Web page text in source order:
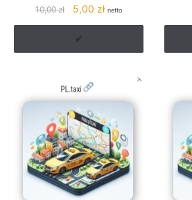
10,00zł
Pierwotna
cena
wynosiła:
10,00 zł.
5,00 złAktualna
cena
5,00 zł.
netto
✔